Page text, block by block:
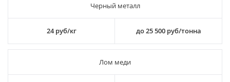
Черный металл
24 руб/кг до 25 500 руб/тонна
Лом меди